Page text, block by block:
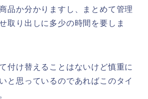
品か分かりますし、まとめて管理
取り出しに多少の時間を要しま
付け替えることはないけど慎重に
と思っているのであればこのタイ